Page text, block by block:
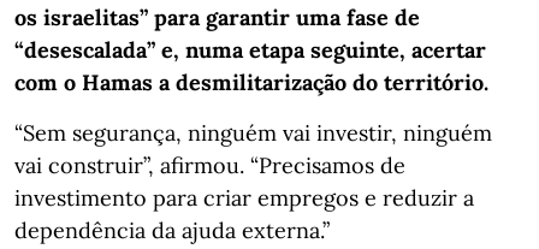
os israelitas” para garantir uma fase de
“desescalada” e, numa etapa seguinte, acertar
com o Hamas a desmilitarização do território.
“Sem segurança, ninguém vai investir, ninguém
vai construir”, afirmou. “Precisamos de
investimento para criar empregos e reduzir a
dependência da ajuda externa.”